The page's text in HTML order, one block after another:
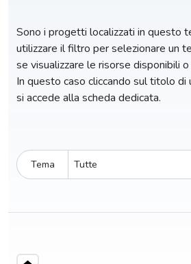
Sono i progetti localizzati in questo
utilizzare il filtro per selezionare un
se visualizzare le risorse disponibili
In questo caso cliccando sul titolo
si accede alla scheda dedicata.
Tema